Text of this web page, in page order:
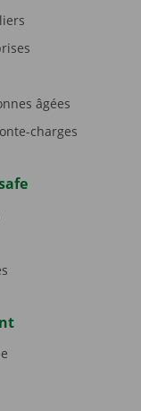
âgées
charges